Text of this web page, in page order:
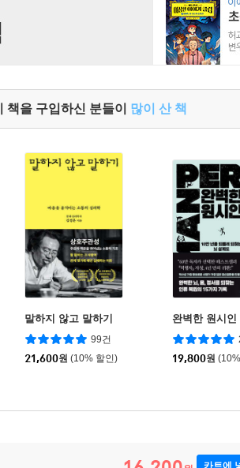
책을 구입하신 분들이 많이 산 책
말하지 않고 말하기
99건
21,600원 (10% 할인)
완벽한 원시인
19,800원
카트에